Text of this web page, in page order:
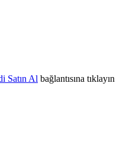
Satın Al bağlantısına tıklayın